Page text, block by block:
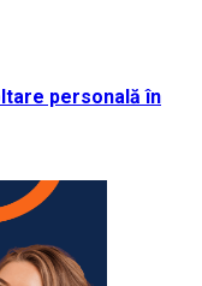
personală în